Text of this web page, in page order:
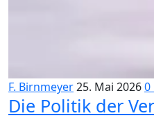
F. Birnmeyer25. Mai 20260
Die Politik der